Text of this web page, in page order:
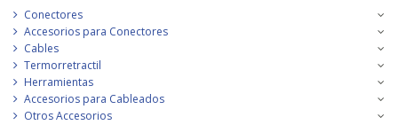
Conectores
Accesorios para Conectores
Cables
Termorretractil
Herramientas
Accesorios para Cableados
Otros Accesorios